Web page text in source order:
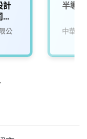
計
公
半導
中華科